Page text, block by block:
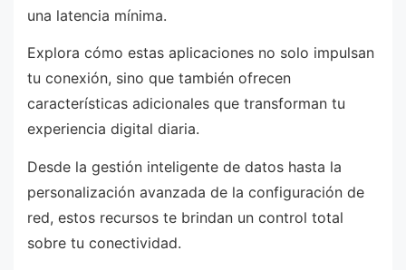
una latencia mínima.
Explora cómo estas aplicaciones no solo impulsan
tu conexión, sino que también ofrecen
características adicionales que transforman tu
experiencia digital diaria.
Desde la gestión inteligente de datos hasta la
personalización avanzada de la configuración de
red, estos recursos te brindan un control total
sobre tu conectividad.